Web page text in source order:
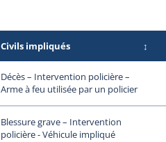
Civils impliqués ↕
Décès – Intervention policière –
Arme à feu utilisée par un policier
Blessure grave – Intervention
policière - Véhicule impliqué